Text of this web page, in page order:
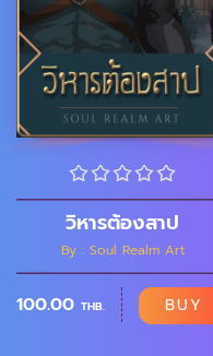
วิหารต้องสาป
By : Soul Realm Art
100.00 THB. BUY